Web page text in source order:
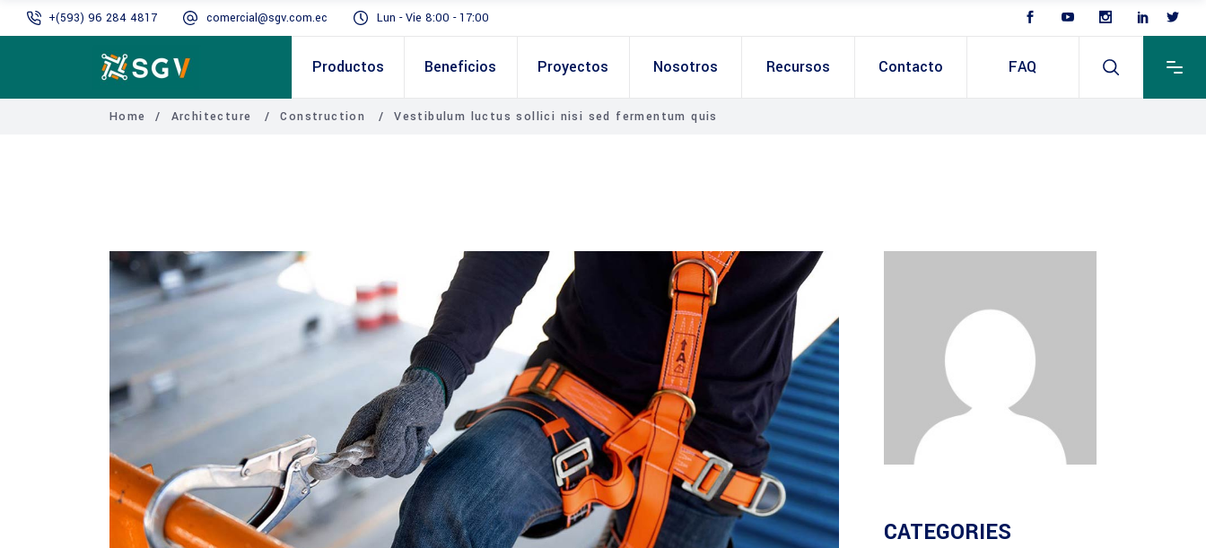
+(593) 96 284 4817 comercial@sgv.com.ec Lun - Vie 8:00 - 17:00
Productos Beneficios Proyectos Nosotros Recursos Contacto FAQ
Home / Architecture /Construction /Vestibulum luctus sollici nisi sed fermentum quis
CATEGORIES